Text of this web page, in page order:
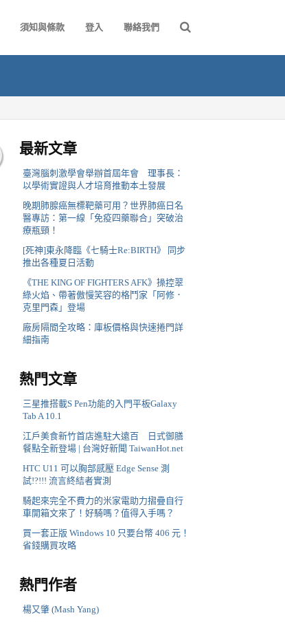
須知與條款 登入 聯絡我們
最新文章
臺灣腦刺激學會舉辦首屆年會 理事長：
以學術實證與人才培育推動本土發展
晚期肺腺癌無標靶藥可用？世界肺癌日名
醫專訪：第一線「免疫四藥聯合」突破治
療瓶頸！
[死神]東永降臨《七騎士Re:BIRTH》 同步
推出各種夏日活動
《THE KING OF FIGHTERS AFK》操控翠
綠火焰、帶著傲慢笑容的格鬥家「阿修．
克里門森」登場
廠房隔間全攻略：庫板價格與快速捲門詳
細指南
熱門文章
三星推搭載S Pen功能的入門平板Galaxy
Tab A 10.1
江戶美食新竹首店進駐大遠百 日式御膳
餐點全新登場 | 台灣好新聞 TaiwanHot.net
HTC U11 可以胸部感壓 Edge Sense 測
試!?!!! 流言終結者實測
騎起來完全不費力的米家電助力摺疊自行
車開箱文來了！好騎嗎？值得入手嗎？
買一套正版 Windows 10 只要台幣 406 元！
省錢購買攻略
熱門作者
楊又肇 (Mash Yang)